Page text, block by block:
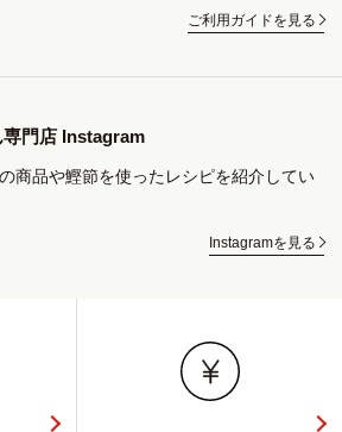
ご利用ガイドを見る
専門店 Instagram
商品や鰹節を使ったレシピを紹介してい
Instagramを見る